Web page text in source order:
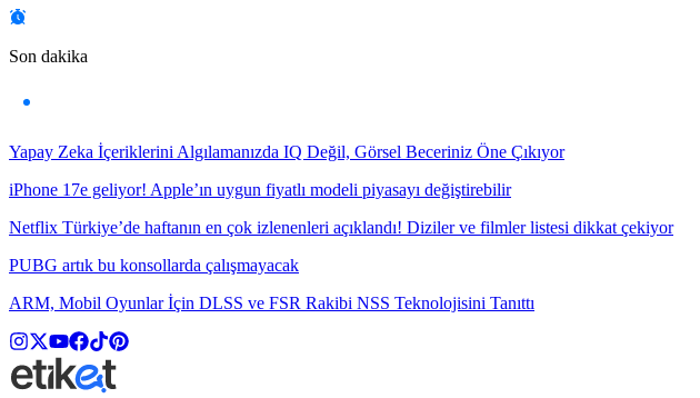
Son dakika
Yapay Zeka İçeriklerini Algılamanızda IQ Değil, Görsel Beceriniz Öne Çıkıyor
iPhone 17e geliyor! Apple’ın uygun fiyatlı modeli piyasayı değiştirebilir
Netflix Türkiye’de haftanın en çok izlenenleri açıklandı! Diziler ve filmler listesi dikkat çekiyor
PUBG artık bu konsollarda çalışmayacak
ARM, Mobil Oyunlar İçin DLSS ve FSR Rakibi NSS Teknolojisini Tanıttı